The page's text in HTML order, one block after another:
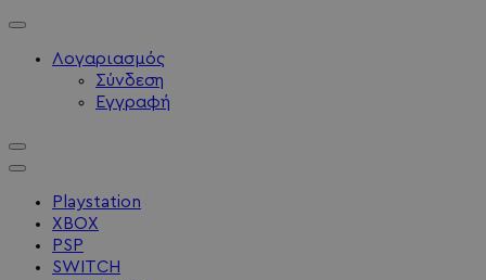
Λογαριασμός
Σύνδεση
Εγγραφή
Playstation
XBOX
PSP
SWITCH